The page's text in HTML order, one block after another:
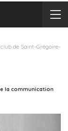
de Saint-Grégoire-
la communication